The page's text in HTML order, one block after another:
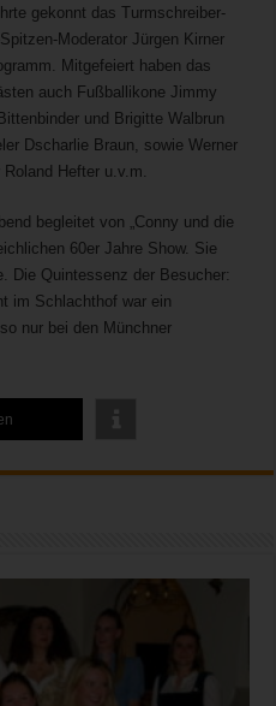
gekonnt das Turmschreiber-
Moderator Jürgen Kirner
Mitgefeiert haben das
auch Fußballikone Jimmy
und Brigitte Walbrun
Dscharlie Braun, sowie Werner
Hefter u.v.m.
begleitet von „Conny und die
60er Jahre Show. Sie
Die Quintessenz der Besucher:
im Schlachthof war ein
nur bei den Münchner